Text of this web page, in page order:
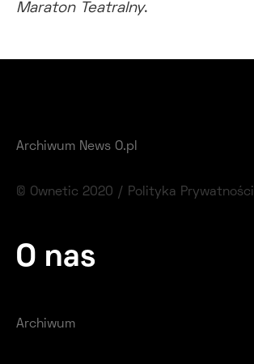
Maraton Teatralny.
Archiwum News O.pl
© Ownetic 2020 / Polityka Prywatności
O nas
Archiwum